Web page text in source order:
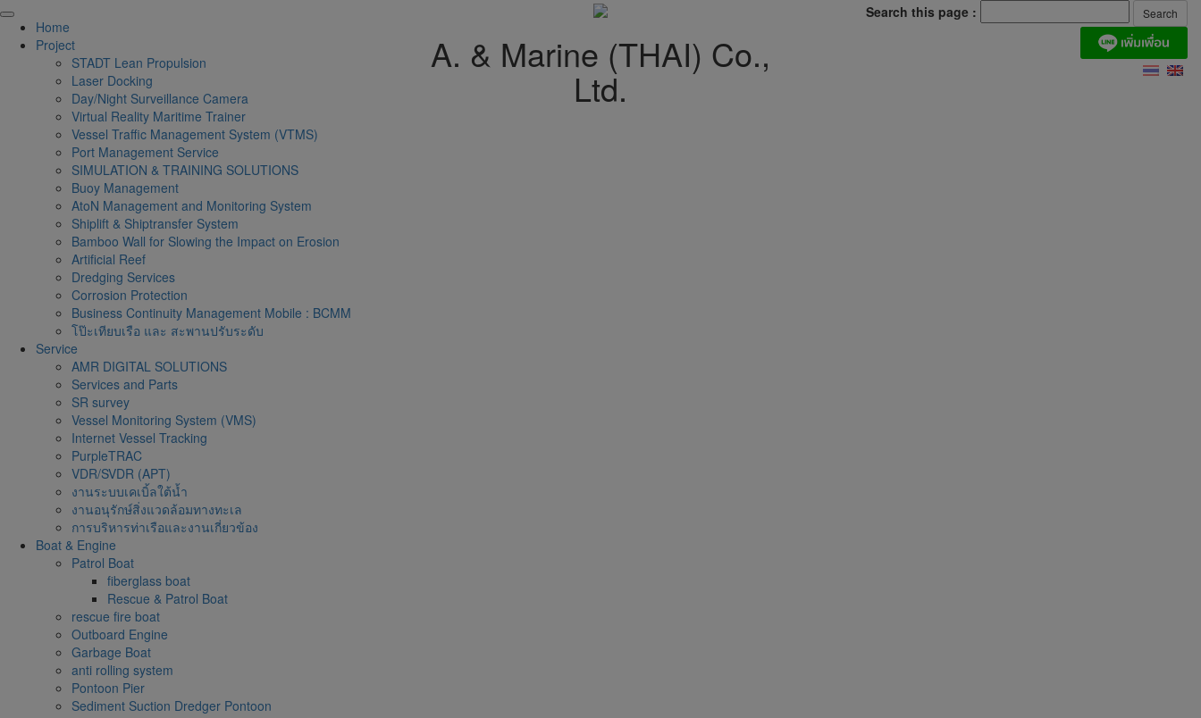
Skip
content
A. & Marine (THAI) Co.,
Ltd.
Search this page :
Home
Project
STADT Lean Propulsion
Laser Docking
Day/Night Surveillance Camera
Virtual Reality Maritime Trainer
Vessel Traffic Management System (VTMS)
Port Management Service
SIMULATION & TRAINING SOLUTIONS
Buoy Management
AtoN Management and Monitoring System
Shiplift & Shiptransfer System
Bamboo Wall for Slowing the Impact on Erosion
Artificial Reef
Dredging Services
Corrosion Protection
Business Continuity Management Mobile : BCMM
โป๊ะเทียบเรือ และ สะพานปรับระดับ
Service
AMR DIGITAL SOLUTIONS
Services and Parts
SR survey
Vessel Monitoring System (VMS)
Internet Vessel Tracking
PurpleTRAC
VDR/SVDR (APT)
งานระบบเคเบิ้ลใต้น้ำ
งานอนุรักษ์สิ่งแวดล้อมทางทะเล
การบริหารท่าเรือและงานเกี่ยวข้อง
Boat & Engine
Patrol Boat
fiberglass boat
Rescue & Patrol Boat
rescue fire boat
Outboard Engine
Garbage Boat
anti rolling system
Pontoon Pier
Sediment Suction Dredger Pontoon